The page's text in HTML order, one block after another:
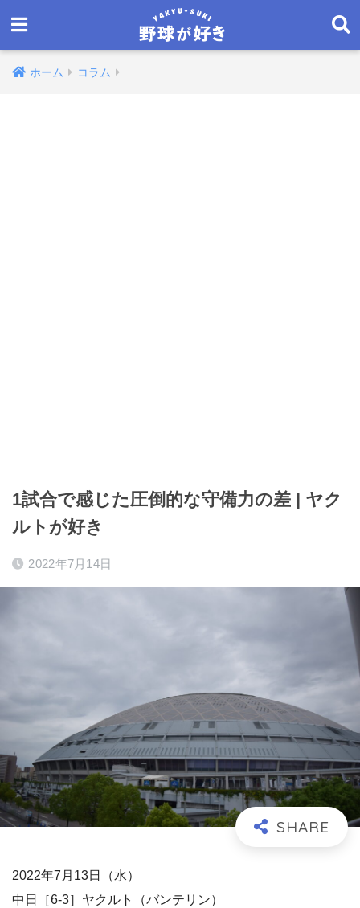
ホーム コラム
1試合で感じた圧倒的な守備力の差 | ヤク
ルトが好き
2022年7月14日
2022年7月13日（水）
中日［6-3］ヤクルト（バンテリン）